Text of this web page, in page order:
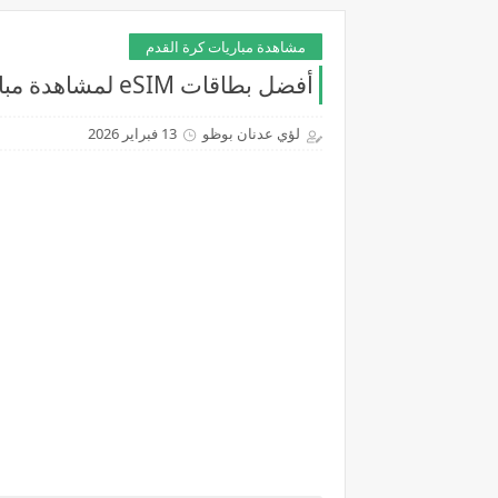
مشاهدة مباريات كرة القدم
أفضل بطاقات eSIM لمشاهدة مباريات كرة القدم في الخليج 2026 بدون تقطيع
لؤي عدنان بوظو 13 فبراير 2026